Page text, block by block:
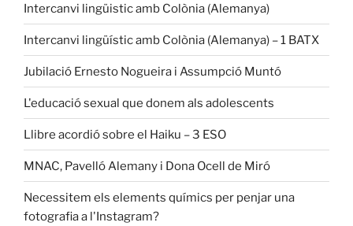
Intercanvi lingüistic amb Colònia (Alemanya)
Intercanvi lingüístic amb Colònia (Alemanya) – 1 BATX
Jubilació Ernesto Nogueira i Assumpció Muntó
L'educació sexual que donem als adolescents
Llibre acordió sobre el Haiku – 3 ESO
MNAC, Pavelló Alemany i Dona Ocell de Miró
Necessitem els elements químics per penjar una
fotografia a l'Instagram?